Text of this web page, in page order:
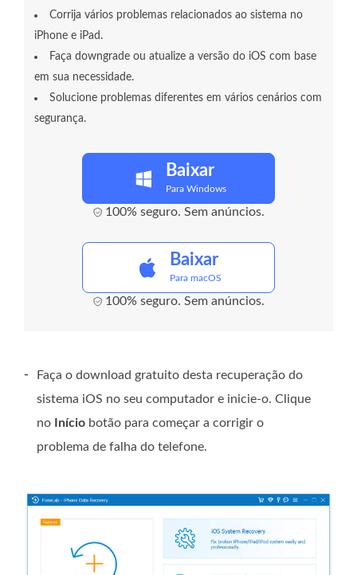
Corrija vários problemas relacionados ao sistema no
iPhone e iPad.
Faça downgrade ou atualize a versão do iOS com base
em sua necessidade.
Solucione problemas diferentes em vários cenários com
segurança.
Baixar
Para Windows
100% seguro. Sem anúncios.
Baixar
Para macOS
100% seguro. Sem anúncios.
-
Faça o download gratuito desta recuperação do
sistema iOS no seu computador e inicie-o. Clique
no
Início botão para começar a corrigir o
problema de falha do telefone.